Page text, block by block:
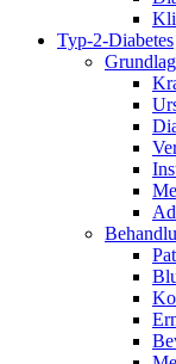
Typ-2-Diabetes